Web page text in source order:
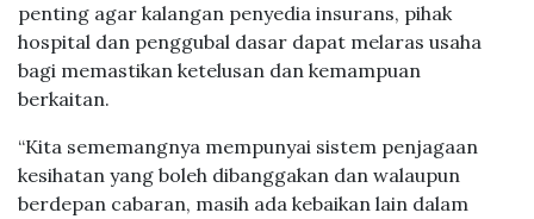
penting agar kalangan penyedia insurans, pihak
hospital dan penggubal dasar dapat melaras usaha
bagi memastikan ketelusan dan kemampuan
berkaitan.
“Kita sememangnya mempunyai sistem penjagaan
kesihatan yang boleh dibanggakan dan walaupun
berdepan cabaran, masih ada kebaikan lain dalam